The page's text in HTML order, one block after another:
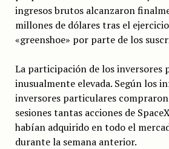
ingresos brutos alcanzaron
millones de dólares tras el
«greenshoe» por parte de los
La participación de los inversores
inusualmente elevada. Según los
inversores particulares
sesiones tantas acciones de
habían adquirido en todo el
durante la semana anterior.